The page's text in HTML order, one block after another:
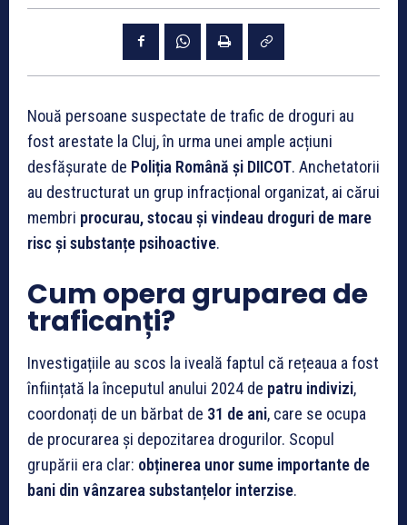
Nouă persoane suspectate de trafic de droguri au
fost arestate la Cluj, în urma unei ample acțiuni
desfășurate de Poliția Română și DIICOT. Anchetatorii
au destructurat un grup infracțional organizat, ai cărui
membri procurau, stocau și vindeau droguri de mare
risc și substanțe psihoactive.
Cum opera gruparea de
traficanți?
Investigațiile au scos la iveală faptul că rețeaua a fost
înființată la începutul anului 2024 de patru indivizi,
coordonați de un bărbat de 31 de ani, care se ocupa
de procurarea și depozitarea drogurilor. Scopul
grupării era clar: obținerea unor sume importante de
bani din vânzarea substanțelor interzise.